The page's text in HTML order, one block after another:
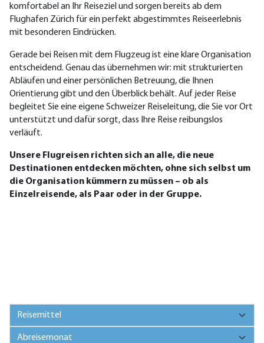
komfortabel an Ihr Reiseziel und sorgen bereits ab dem
Flughafen Zürich für ein perfekt abgestimmtes Reiseerlebnis
mit besonderen Eindrücken.
Gerade bei Reisen mit dem Flugzeug ist eine klare Organisation
entscheidend. Genau das übernehmen wir: mit strukturierten
Abläufen und einer persönlichen Betreuung, die Ihnen
Orientierung gibt und den Überblick behält. Auf jeder Reise
begleitet Sie eine eigene Schweizer Reiseleitung, die Sie vor Ort
unterstützt und dafür sorgt, dass Ihre Reise reibungslos
verläuft.
Unsere Flugreisen richten sich an alle, die neue
Destinationen entdecken möchten, ohne sich selbst um
die Organisation kümmern zu müssen – ob als
Einzelreisende, als Paar oder in der Gruppe.